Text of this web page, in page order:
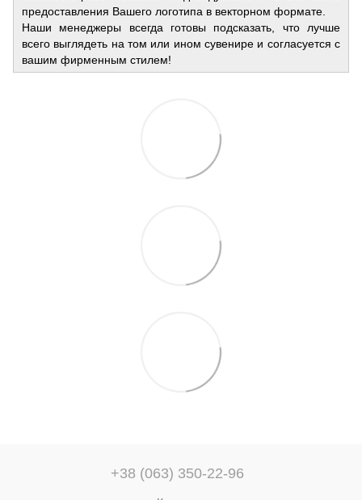
предоставления Вашего логотипа в векторном формате.
Наши менеджеры всегда готовы подсказать, что лучше
всего выглядеть на том или ином сувенире и согласуется с
вашим фирменным стилем!
+38 (063) 350-22-96